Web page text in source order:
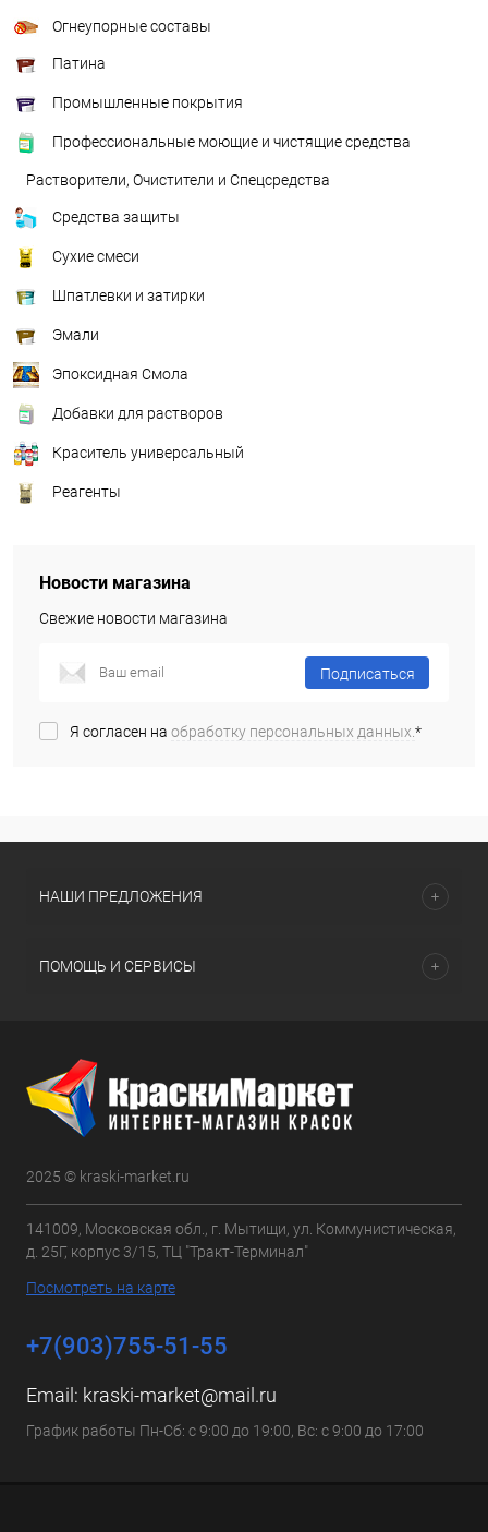
Огнеупорные составы
Патина
Промышленные покрытия
Профессиональные моющие и чистящие средства
Растворители, Очистители и Спецсредства
Средства защиты
Сухие смеси
Шпатлевки и затирки
Эмали
Эпоксидная Смола
Добавки для растворов
Краситель универсальный
Реагенты
Новости магазина
Свежие новости магазина
Подписаться
Я согласен на обработку персональных данных.*
НАШИ ПРЕДЛОЖЕНИЯ
ПОМОЩЬ И СЕРВИСЫ
2025 © kraski-market.ru
141009, Московская обл., г. Мытищи, ул. Коммунистическая,
д. 25Г, корпус 3/15, ТЦ "Тракт-Терминал"
Посмотреть на карте
+7(903)755-51-55
Email: kraski-market@mail.ru
График работы Пн-Сб: с 9:00 до 19:00, Вс: с 9:00 до 17:00